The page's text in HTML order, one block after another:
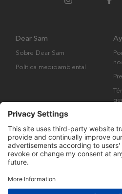
Dear Sam
Sobre Dear Sam
Política medioambiental
Derechos de autor © Many Brands